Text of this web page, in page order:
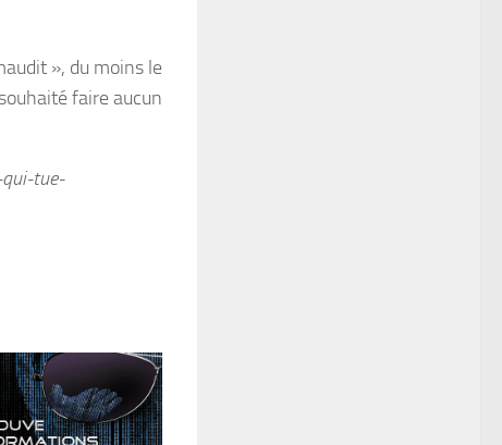
», du moins le
faire aucun
tue-